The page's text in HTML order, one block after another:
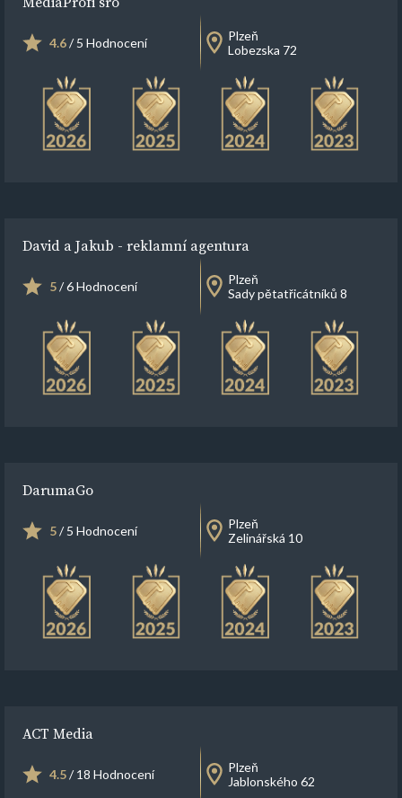
4.6/ 5 Hodnocení
Plzeň
Lobezska 72
David a Jakub - reklamní agentura
5/ 6 Hodnocení
Plzeň
Sady pětatřicátníků 8
DarumaGo
5/ 5 Hodnocení
Plzeň
Zelinářská 10
ACT Media
4.5/ 18 Hodnocení
Plzeň
Jablonského 62